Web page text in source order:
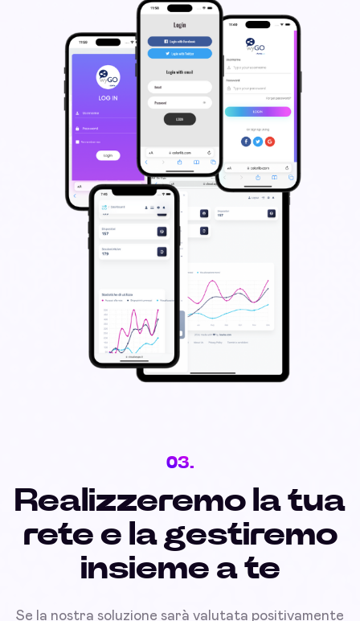
03.
Realizzeremo la tua
rete e la gestiremo
insieme a te
Se la nostra soluzione sarà valutata positivamente